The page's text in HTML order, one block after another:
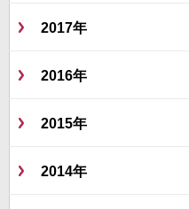
2017年
2016年
2015年
2014年